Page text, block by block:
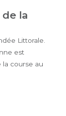
la
Littorale.
est
la course au